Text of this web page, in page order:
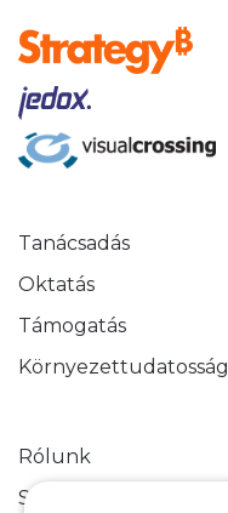
Tanácsadás
Oktatás
Támogatás
Környezettudatosság
Rólunk
Sikertörténetek